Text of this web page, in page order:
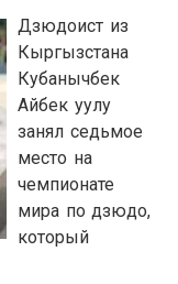
Дзюдоист из
Кыргызстана
Кубанычбек
Айбек уулу
занял седьмое
место на
чемпионате
мира по дзюдо,
который